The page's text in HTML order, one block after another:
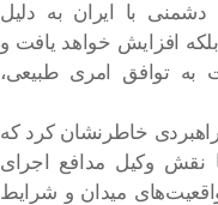
دشمنی با ایران به دلیل
افزایش خواهد یافت و
به توافق امری طبیعی،
خاطرنشان کرد که
نقش وکیل مدافع اجرای
میدان و شرایط